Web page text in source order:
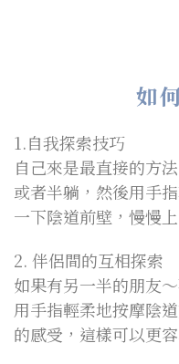
如
1.自我探索技巧
自己來是最直接的方
或者半躺，然後用手
一下陰道前壁，慢慢
2. 伴侶間的互相探索
如果有另一半的朋友
用手指輕柔地按摩陰
的感受，這樣可以更